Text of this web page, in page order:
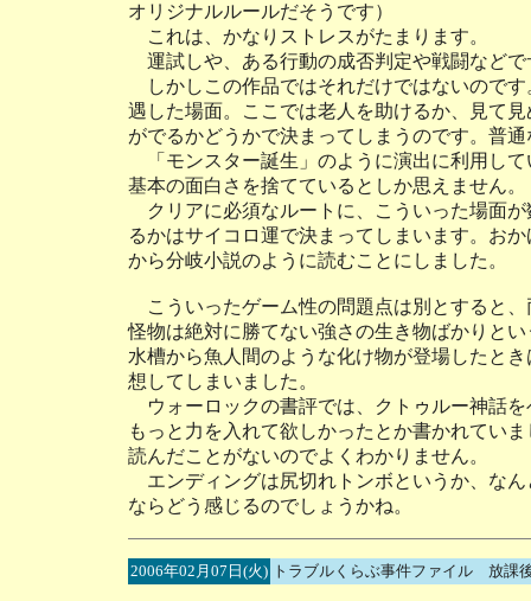
オリジナルルールだそうです）
これは、かなりストレスがたまります。
運試しや、ある行動の成否判定や戦闘など
しかしこの作品ではそれだけではないので
遇した場面。ここでは老人を助けるか、見て
がでるかどうかで決まってしまうのです。普
「モンスター誕生」のように演出に利用し
基本の面白さを捨てているとしか思えません。
クリアに必須なルートに、こういった場面
るかはサイコロ運で決まってしまいます。お
から分岐小説のように読むことにしました。
こういったゲーム性の問題点は別とすると
怪物は絶対に勝てない強さの生き物ばかりと
水槽から魚人間のような化け物が登場したと
想してしまいました。
ウォーロックの書評では、クトゥルー神話
もっと力を入れて欲しかったとか書かれてい
読んだことがないのでよくわかりません。
エンディングは尻切れトンボというか、な
ならどう感じるのでしょうかね。
2006年02月07日(火) トラブルくらぶ事件ファイル 放課